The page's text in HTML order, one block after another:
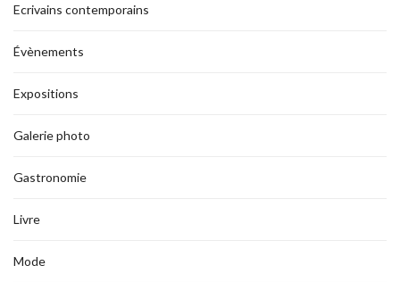
Ecrivains contemporains
Évènements
Expositions
Galerie photo
Gastronomie
Livre
Mode